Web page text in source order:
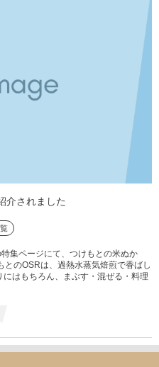
介されました
集ページにて、つけもとの米ぬか
のOSRは、過熱水蒸気焙煎で香ばし
はもちろん、まぶす・混ぜる・料理